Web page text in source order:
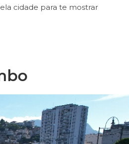
cidade para te mostrar